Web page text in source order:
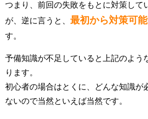
つまり、前回の失敗をもとに対策して
が、逆に言うと、 最初から対策可能
す。
予備知識が不足していると上記のよう
ります。
初心者の場合はとくに、どんな知識が
ないので当然といえば当然です。